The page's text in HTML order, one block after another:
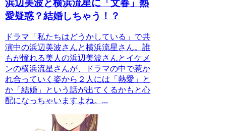
浜辺美波と横浜流星に「文春」熱
愛疑惑？結婚しちゃう！？
ドラマ「私たちはどうかしている」で共
演中の浜辺美波さんと横浜流星さん。誰
もが憧れる美人の浜辺美波さんとイケメ
ンの横浜流星さんが、ドラマの中で惹か
れ合っていく姿から２人には「熱愛」と
か「結婚」という話が出てくるかもと心
配になっちゃいますよね。...